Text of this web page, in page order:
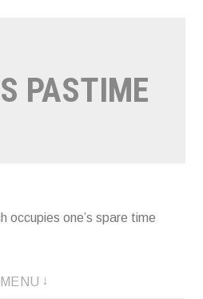
PASTIME
occupies one’s spare time
MENU